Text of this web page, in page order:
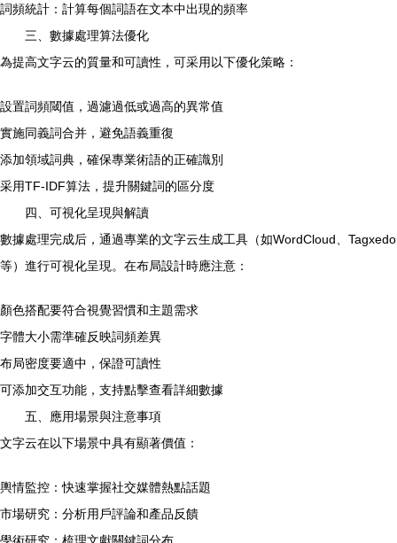
詞頻統計：計算每個詞語在文本中出現的頻率
三、數據處理算法優化
為提高文字云的質量和可讀性，可采用以下優化策略：
設置詞頻閾值，過濾過低或過高的異常值
實施同義詞合并，避免語義重復
添加領域詞典，確保專業術語的正確識別
采用TF-IDF算法，提升關鍵詞的區分度
四、可視化呈現與解讀
數據處理完成后，通過專業的文字云生成工具（如WordCloud、Tagxedo
等）進行可視化呈現。在布局設計時應注意：
顏色搭配要符合視覺習慣和主題需求
字體大小需準確反映詞頻差異
布局密度要適中，保證可讀性
可添加交互功能，支持點擊查看詳細數據
五、應用場景與注意事項
文字云在以下場景中具有顯著價值：
輿情監控：快速掌握社交媒體熱點話題
市場研究：分析用戶評論和產品反饋